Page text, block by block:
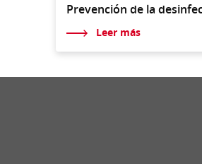
Prevención de la
Leer más